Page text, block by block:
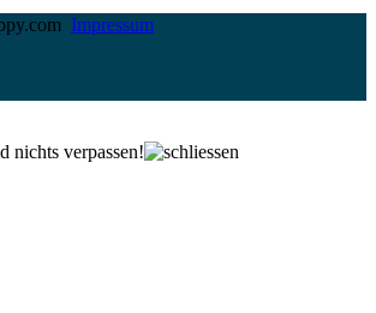
Impressum
nichts verpassen!